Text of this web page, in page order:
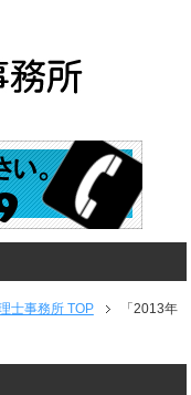
士事務所 TOP
「2013年